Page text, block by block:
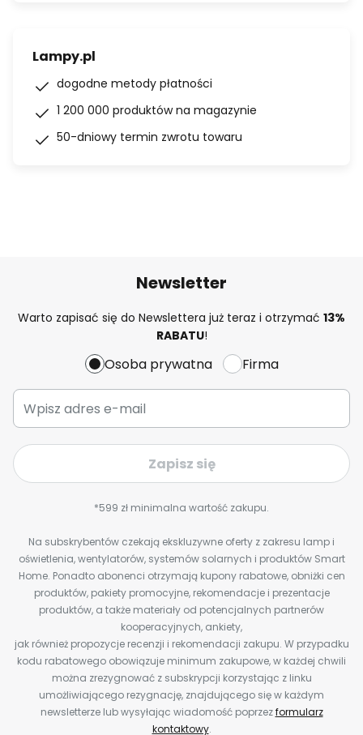
Lampy.pl
dogodne metody płatności
1 200 000 produktów na magazynie
50-dniowy termin zwrotu towaru
Newsletter
Warto zapisać się do Newslettera już teraz i otrzymać 13%
RABATU!
Osoba prywatna Firma
Zapisz się
*599 zł minimalna wartość zakupu.
Na subskrybentów czekają ekskluzywne oferty z zakresu lamp i
oświetlenia, wentylatorów, systemów solarnych i produktów Smart
Home. Ponadto abonenci otrzymają kupony rabatowe, obniżki cen
produktów, pakiety promocyjne, rekomendacje i prezentacje
produktów, a także materiały od potencjalnych partnerów
kooperacyjnych, ankiety,
jak również propozycje recenzji i rekomendacji zakupu. W przypadku
kodu rabatowego obowiązuje minimum zakupowe, w każdej chwili
można zrezygnować z subskrypcji korzystając z linku
umożliwiającego rezygnację, znajdującego się w każdym
newsletterze lub wysyłając wiadomość poprzezformularz
kontaktowy.